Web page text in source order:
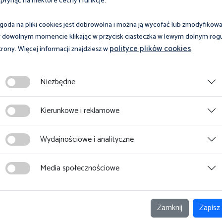
przed dniem rozwiązania lub wygaśnięcia stosunku pracy,
dnia. Jeżeli ustalony w ten sposób termin wypłaty ekwiwalentu
dniu poprzedzającym ten dzień.
uporządkowała regulację w zakresie reprezentacji załogi w
tego, aby pracodawca, u którego nie działa zakładowa organizacja
sprawie wysokości odpisu na fundusz socjalny lub jego
wybranymi przez załogę do reprezentowania jej interesów.
Zobacz magazyn Inspektor Pracy
na pliki cookies jest dobrowolna i można ją wycofać lub
dowolnym momencie klikając w przycisk ciasteczka w lewym dolnym
Więcej informacji znajdziesz wpolityce plików cookies.
Niezbędne
Kierunkowe i reklamowe
Wydajnościowe i analityczne
Media społecznościowe
Zamknij Zapisz